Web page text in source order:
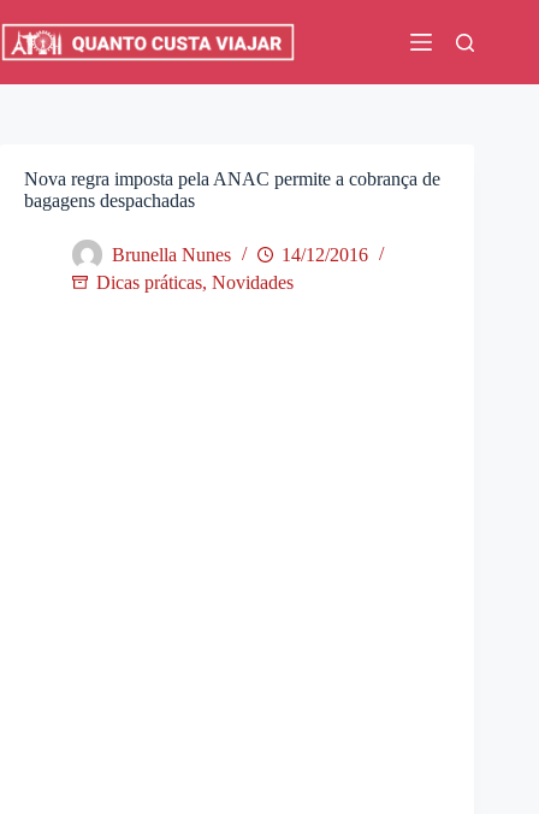
para
Nova regra imposta pela ANAC permite a cobrança de
bagagens despachadas
Brunella Nunes
14/12/2016
Dicas práticas, Novidades